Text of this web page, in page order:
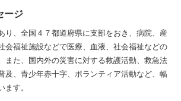
ージ
り、全国４７都道府県に支部をおき、病院、産
会福祉施設などで医療、血液、社会福祉などの
また、国内外の災害に対する救護活動、救急法
及、青少年赤十字、ボランティア活動など、幅
す。